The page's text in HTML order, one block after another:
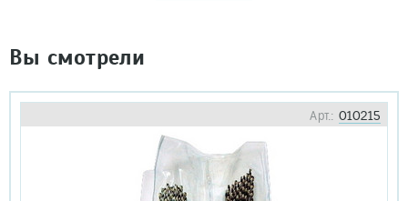
Вы смотрели
Арт.: 010215